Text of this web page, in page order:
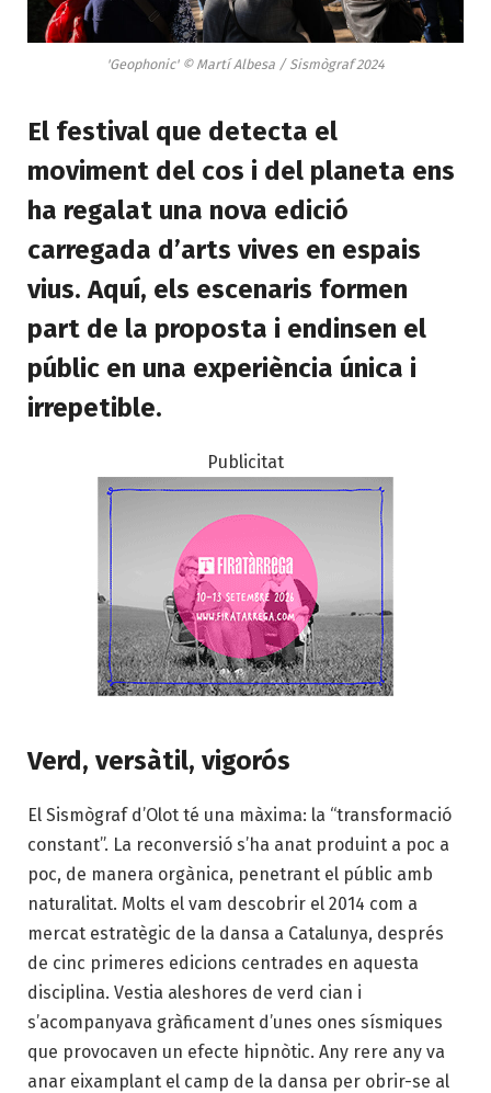
'Geophonic' © Martí Albesa / Sismògraf 2024
El festival que detecta el
moviment del cos i del planeta ens
ha regalat una nova edició
carregada d’arts vives en espais
vius. Aquí, els escenaris formen
part de la proposta i endinsen el
públic en una experiència única i
irrepetible.
Publicitat
Verd, versàtil, vigorós
El Sismògraf d’Olot té una màxima: la “transformació
constant”. La reconversió s’ha anat produint a poc a
poc, de manera orgànica, penetrant el públic amb
naturalitat. Molts el vam descobrir el 2014 com a
mercat estratègic de la dansa a Catalunya, després
de cinc primeres edicions centrades en aquesta
disciplina. Vestia aleshores de verd cian i
s’acompanyava gràficament d’unes ones sísmiques
que provocaven un efecte hipnòtic. Any rere any va
anar eixamplant el camp de la dansa per obrir-se al